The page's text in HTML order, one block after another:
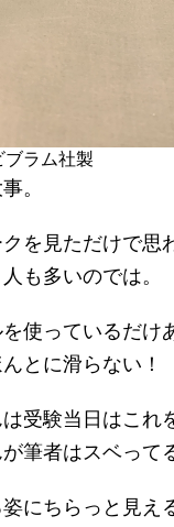
ブラム社製
。
を見ただけで思
も多いのでは。
使っているだけ
とに滑らない！
受験当日はこれ
筆者はスベって
にちらっと見え